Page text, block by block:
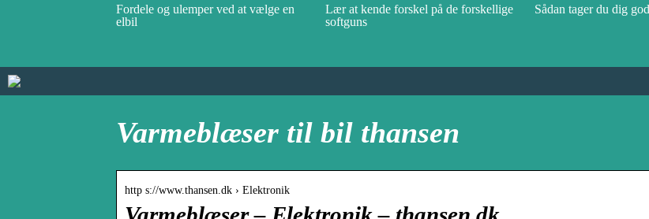
Fordele og ulemper ved at vælge en
elbil
Lær at kende forskel på de forskellige
softguns
Sådan tager du dig
Varmeblæser til bil thansen
http s://www.thansen.dk › Elektronik